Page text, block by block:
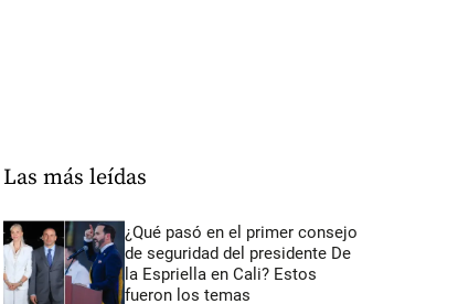
Las más leídas
¿Qué pasó en el primer consejo
de seguridad del presidente De
la Espriella en Cali? Estos
fueron los temas